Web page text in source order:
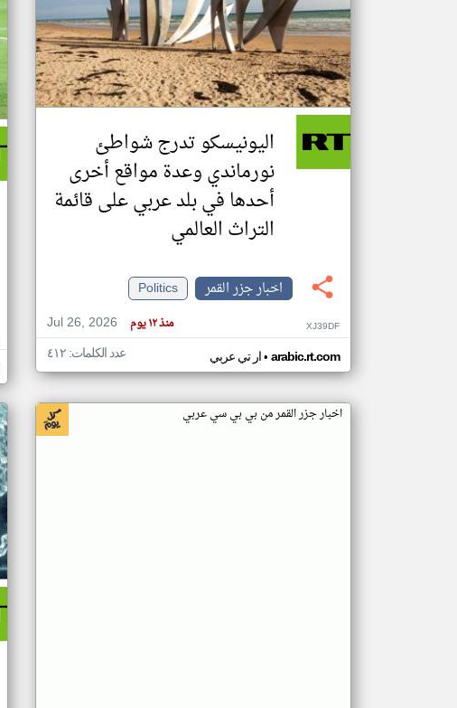
اليونيسكو تدرج شواطئ
نورماندي وعدة مواقع أخرى
أحدها في بلد عربي على قائمة
التراث العالمي
اخبار جزر القمر
Politics
Jul 26, 2026
منذ ١٢ يوم XJ39DF
ار تي عربي• arabic.rt.com عدد الكلمات: ٤١٢
اخبار جزر القمر من بي بي سي عربي